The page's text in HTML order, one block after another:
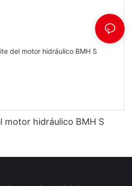
motor hidráulico BMH S